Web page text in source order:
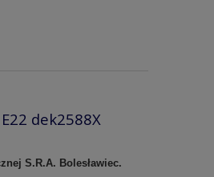
dek2588X
S.R.A. Bolesławiec.